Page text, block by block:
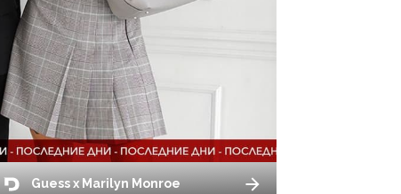
Guess x Marilyn Monroe